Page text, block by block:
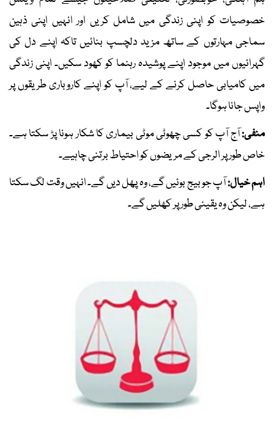
خصوصیات کو اپنی زندگی میں شامل کریں اور انہیں اپنی ذہین
سماجی مہارتوں کے ساتھ مزید دلچسپ بنائیں تاکہ اپنے دل کی
گہرائیوں میں موجود اپنے پوشیدہ رہنما کو کھود سکیں۔ اپنی زندگی
میں کامیابی حاصل کرنے کے لیے، آپ کو اپنے کاروباری طریقوں پر
واپس جانا ہوگا۔
منفی:آج آپ کو کسی چھوٹی موٹی بیماری کا شکار ہونا پڑ سکتا ہے۔
خاص طور پر الرجی کے مریضوں کو احتیاط برتنی چاہیے۔
اہم خیال:آپ جو بیج بوئیں گے، وہ پھل دیں گے۔ انہیں وقت لگ سکتا
ہے، لیکن وہ یقینی طور پر کھلیں گے۔